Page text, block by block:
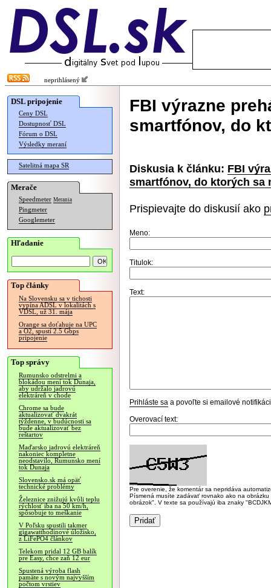
neprihlásený
DSL pripojenie
Ceny DSL
Dostupnosť DSL
Fórum o DSL
Výsledky meraní
Satelitná mapa SR
Merače
Speedmeter Merania
Pingmeter
Googlemeter
Hľadanie
Top články
Na Slovensku sa v tichosti
vypína ADSL v lokalitách s
VDSL, už 31. mája
Orange sa doťahuje na UPC
a O2, spustí 2.5 Gbps
pripojenie
Top správy
Rumunsko odstrelmi a
blokádou mení tok Dunaja,
aby udržalo jadrovú
elektráreň v chode
Chrome sa bude
aktualizovať dvakrát
týždenne, v budúcnosti sa
bude aktualizovať bez
reštartov
Maďarsko jadrovú elektráreň
nakoniec kompletne
neodstavilo, Rumunsko mení
tok Dunaja
Slovensko.sk má opäť
technické problémy
Železnice znižujú kvôli teplu
rýchlosť iba na 50 km/h,
spôsobuje to meškanie
V Poľsku spustili takmer
gigawatthodinové úložisko,
z LiFePO4 článkov
Telekom pridal 12 GB balík
pre Easy, chce zaň 12 eur
Spustená výroba flash
pamäte s novým najvyšším
počtom vrstiev
FBI výrazne
smartfónov, do
Diskusia k článku: FBI
smartfónov, do ktorých sa
Prispievajte do diskusií ako
Meno:
Titulok:
Text:
Prihláste sa a povoľte si emailové
Overovací text:
Pre overenie, že komentár sa nepridáva
Písmená musíte zadávať rovnako ako na
obrázok". V texte sa používajú iba znaky